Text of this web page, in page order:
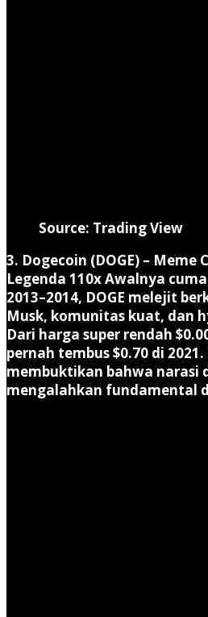
Source: Trading View
3. Dogecoin (DOGE) – Meme
Legenda 110xAwalnya
2013–2014, DOGE melejit
Musk, komunitas kuat, dan
Dari harga super rendah
pernah tembus $0.70 di
membuktikan bahwa narasi
mengalahkan fundamental